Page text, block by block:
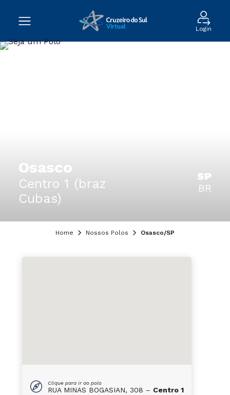
Login
Osasco
Centro 1 (braz
Cubas)
SP
BR
Home Nossos Polos Osasco/SP
Clique para ir ao polo
RUA MINAS BOGASIAN, 308 – Centro 1